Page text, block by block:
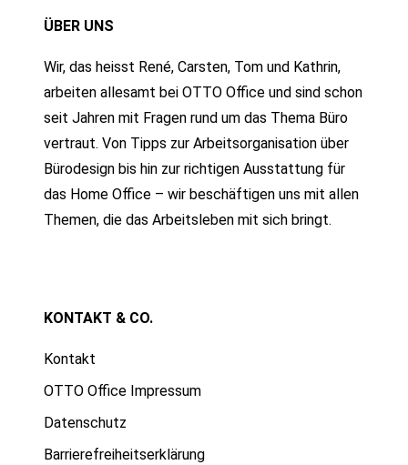
ÜBER UNS
Wir, das heisst René, Carsten, Tom und Kathrin,
arbeiten allesamt bei OTTO Office und sind schon
seit Jahren mit Fragen rund um das Thema Büro
vertraut. Von Tipps zur Arbeitsorganisation über
Bürodesign bis hin zur richtigen Ausstattung für
das Home Office – wir beschäftigen uns mit allen
Themen, die das Arbeitsleben mit sich bringt.
KONTAKT & CO.
Kontakt
OTTO Office Impressum
Datenschutz
Barrierefreiheitserklärung